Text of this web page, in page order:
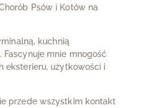
Psów i Kotów na
kuchnią
mnie mnogość
eksterieru, użytkowości i
przede wszystkim kontakt